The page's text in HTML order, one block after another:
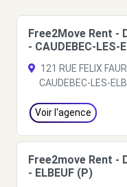
Free2Move Rent -
- CAUDEBEC-LES-
121 RUE FELIX
CAUDEBEC-LES-
Voir l'agence
Free2move Rent -
- ELBEUF (P)